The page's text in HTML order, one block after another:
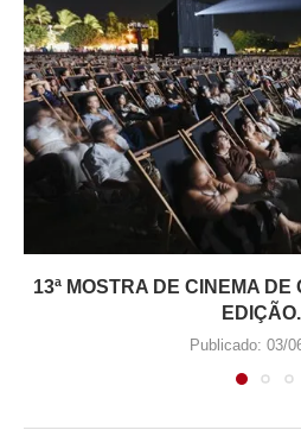
13ª MOSTRA DE CINEMA DE
Publicado: 03/